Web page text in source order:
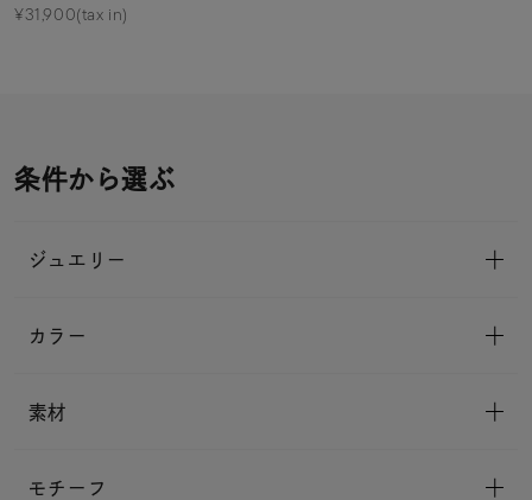
¥31,900(tax in)
条件から選ぶ
ジュエリー
カラー
素材
モチーフ